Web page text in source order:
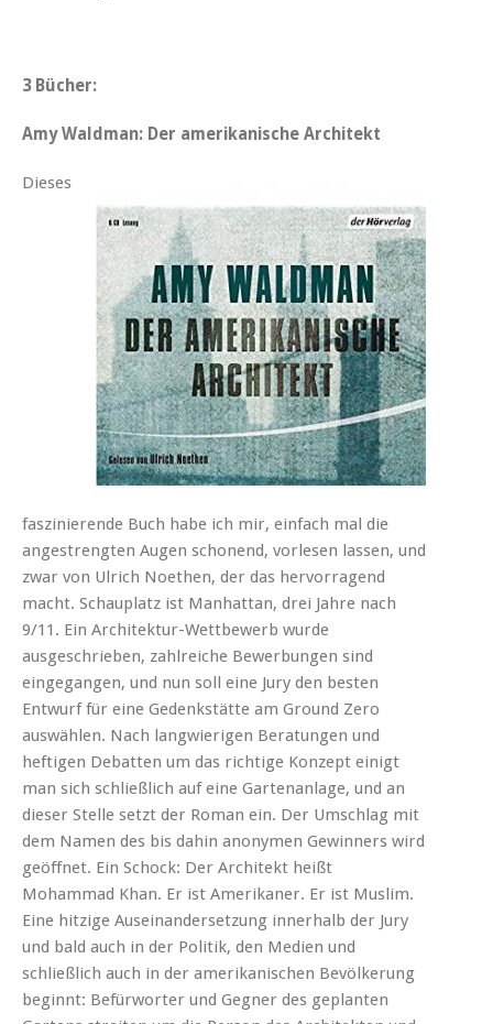
3 Bücher:
Amy Waldman: Der amerikanische Architekt
Dieses
faszinierende Buch habe ich mir, einfach mal die
angestrengten Augen schonend, vorlesen lassen, und
zwar von Ulrich Noethen, der das hervorragend
macht. Schauplatz ist Manhattan, drei Jahre nach
9/11. Ein Architektur-Wettbewerb wurde
ausgeschrieben, zahlreiche Bewerbungen sind
eingegangen, und nun soll eine Jury den besten
Entwurf für eine Gedenkstätte am Ground Zero
auswählen. Nach langwierigen Beratungen und
heftigen Debatten um das richtige Konzept einigt
man sich schließlich auf eine Gartenanlage, und an
dieser Stelle setzt der Roman ein. Der Umschlag mit
dem Namen des bis dahin anonymen Gewinners wird
geöffnet. Ein Schock: Der Architekt heißt
Mohammad Khan. Er ist Amerikaner. Er ist Muslim.
Eine hitzige Auseinandersetzung innerhalb der Jury
und bald auch in der Politik, den Medien und
schließlich auch in der amerikanischen Bevölkerung
beginnt: Befürworter und Gegner des geplanten